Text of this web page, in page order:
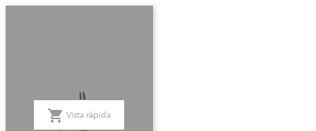
shopping_cart Vista ràpida